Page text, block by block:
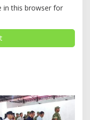
in this browser for